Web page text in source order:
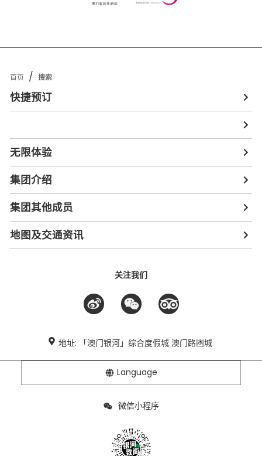
首页 / 搜索
快捷预订
无限体验
集团介绍
集团其他成员
地图及交通资讯
关注我们
地址: 「澳门银河」综合度假城 澳门路凼城
Language
微信小程序